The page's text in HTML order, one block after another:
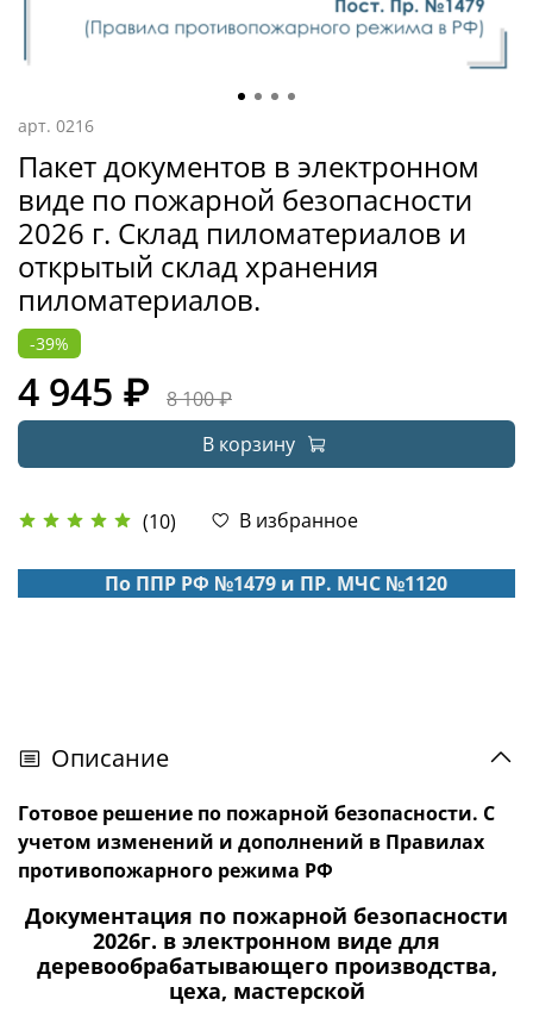
арт. 0216
Пакет документов в электронном
виде по пожарной безопасности
2026 г. Склад пиломатериалов и
открытый склад хранения
пиломатериалов.
(10) В избранное
-39%
4 945 ₽
8 100 ₽
В корзину
По ППР РФ №1479 и ПР. МЧС №1120
Описание
Готовое решение по пожарной безопасности. С
учетом изменений и дополнений в Правилах
противопожарного режима РФ
Документация по пожарной безопасности
2026г. в электронном виде для
деревообрабатывающего производства,
цеха, мастерской